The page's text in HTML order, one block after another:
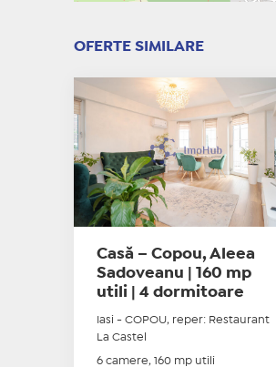
OFERTE SIMILARE
Casă – Copou, Aleea
Sadoveanu | 160 mp
utili | 4 dormitoare
Iasi - COPOU, reper: Restaurant
La Castel
6 camere, 160 mp utili